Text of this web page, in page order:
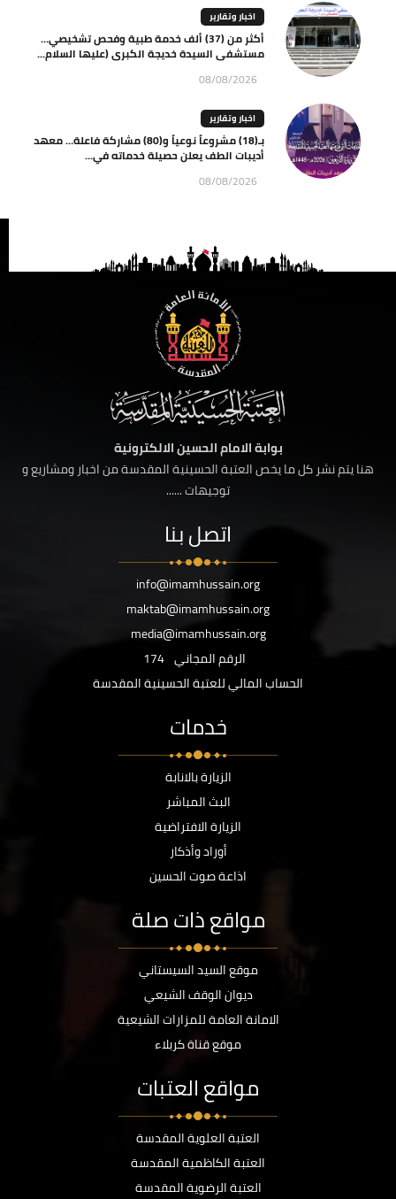
اخبار وتقارير
أكثر من (37) ألف خدمة طبية وفحص تشخيصي…
مستشفى السيدة خديجة الكبرى (عليها السلام...
08/08/2026
اخبار وتقارير
بـ(18) مشروعاً نوعياً و(80) مشاركة فاعلة… معهد
أديبات الطف يعلن حصيلة خدماته في...
08/08/2026
بوابة الامام الحسين الالكترونية
هنا يتم نشر كل ما يخص العتبة الحسينية المقدسة من اخبار ومشاريع و
توجيهات ......
اتصل بنا
info@imamhussain.org
maktab@imamhussain.org
media@imamhussain.org
الرقم المجاني 174
الحساب المالي للعتبة الحسينية المقدسة
خدمات
الزيارة بالانابة
البث المباشر
الزيارة الافتراضية
أوراد وأذكار
اذاعة صوت الحسين
مواقع ذات صلة
موقع السيد السيستاني
ديوان الوقف الشيعي
الامانة العامة للمزارات الشيعية
موقع قناة كربلاء
مواقع العتبات
العتبة العلوية المقدسة
العتبة الكاظمية المقدسة
العتبة الرضوية المقدسة